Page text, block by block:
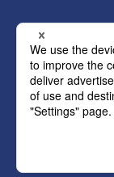
クレジットポリ